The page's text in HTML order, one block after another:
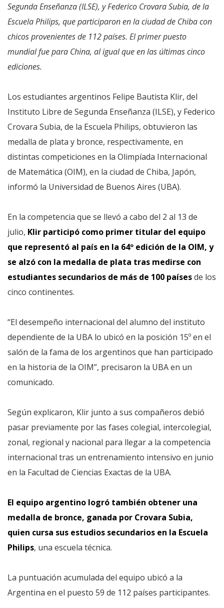
Segunda Enseñanza (ILSE), y Federico Crovara Subia, de la
Escuela Philips, que participaron en la ciudad de Chiba con
chicos provenientes de 112 países. El primer puesto
mundial fue para China, al igual que en las últimas cinco
ediciones.
Los estudiantes argentinos Felipe Bautista Klir, del
Instituto Libre de Segunda Enseñanza (ILSE), y Federico
Crovara Subia, de la Escuela Philips, obtuvieron las
medalla de plata y bronce, respectivamente, en
distintas competiciones en la Olimpíada Internacional
de Matemática (OIM), en la ciudad de Chiba, Japón,
informó la Universidad de Buenos Aires (UBA).
En la competencia que se llevó a cabo del 2 al 13 de
julio, Klir participó como primer titular del equipo
que representó al país en la 64º edición de la OIM, y
se alzó con la medalla de plata tras medirse con
estudiantes secundarios de más de 100 paísesde los
cinco continentes.
“El desempeño internacional del alumno del instituto
dependiente de la UBA lo ubicó en la posición 15º en el
salón de la fama de los argentinos que han participado
en la historia de la OIM”, precisaron la UBA en un
comunicado.
Según explicaron, Klir junto a sus compañeros debió
pasar previamente por las fases colegial, intercolegial,
zonal, regional y nacional para llegar a la competencia
internacional tras un entrenamiento intensivo en junio
en la Facultad de Ciencias Exactas de la UBA.
El equipo argentino logró también obtener una
medalla de bronce, ganada por Crovara Subia,
quien cursa sus estudios secundarios en la Escuela
Philips, una escuela técnica.
La puntuación acumulada del equipo ubicó a la
Argentina en el puesto 59 de 112 países participantes.